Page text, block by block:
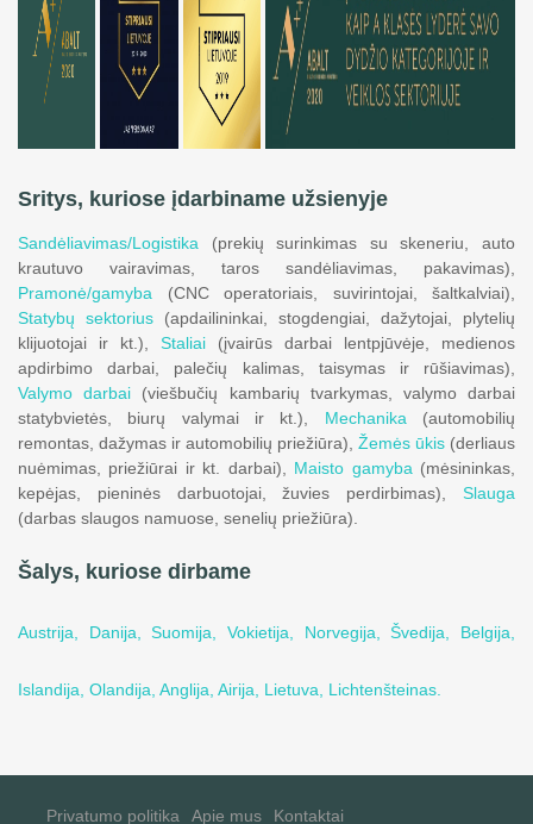
Sritys, kuriose įdarbiname užsienyje
Sandėliavimas/Logistika (prekių surinkimas su skeneriu, auto
krautuvo vairavimas, taros sandėliavimas, pakavimas),
Pramonė/gamyba (CNC operatoriais, suvirintojai, šaltkalviai),
Statybų sektorius (apdailininkai, stogdengiai, dažytojai, plytelių
klijuotojai ir kt.), Staliai (įvairūs darbai lentpjūvėje, medienos
apdirbimo darbai, palečių kalimas, taisymas ir rūšiavimas),
Valymo darbai (viešbučių kambarių tvarkymas, valymo darbai
statybvietės, biurų valymai ir kt.), Mechanika(automobilių
remontas, dažymas ir automobilių priežiūra), Žemės ūkis (derliaus
nuėmimas, priežiūrai ir kt. darbai), Maisto gamyba(mėsininkas,
kepėjas, pieninės darbuotojai, žuvies perdirbimas), Slauga
(darbas slaugos namuose, senelių priežiūra).
Šalys, kuriose dirbame
Austrija, Danija,Suomija,Vokietija, Norvegija,Švedija, Belgija,
Islandija, Olandija, Anglija, Airija, Lietuva, Lichtenšteinas.
Privatumo politika Apie mus Kontaktai